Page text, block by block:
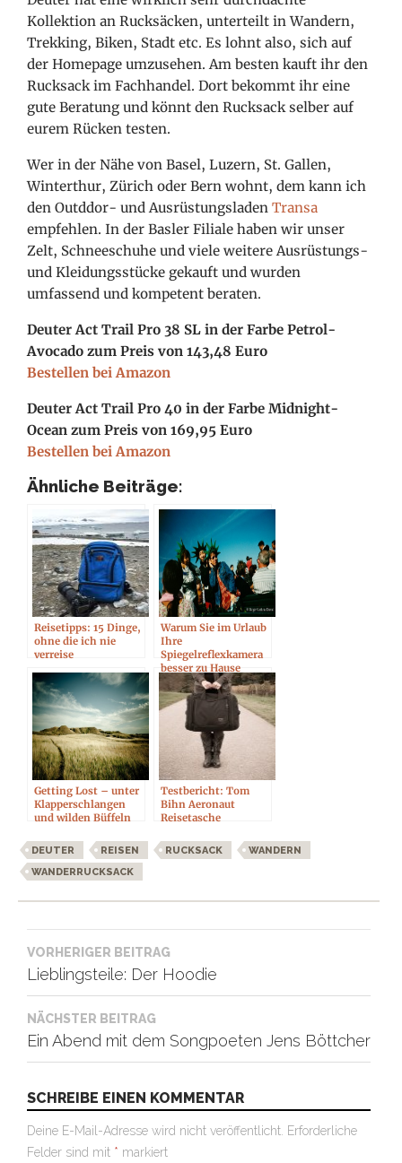
Kollektion an Rucksäcken, unterteilt in Wandern,
Trekking, Biken, Stadt etc. Es lohnt also, sich auf
der Homepage umzusehen. Am besten kauft ihr den
Rucksack im Fachhandel. Dort bekommt ihr eine
gute Beratung und könnt den Rucksack selber auf
eurem Rücken testen.
Wer in der Nähe von Basel, Luzern, St. Gallen,
Winterthur, Zürich oder Bern wohnt, dem kann ich
den Outddor- und AusrüstungsladenTransa
empfehlen. In der Basler Filiale haben wir unser
Zelt, Schneeschuhe und viele weitere Ausrüstungs-
und Kleidungsstücke gekauft und wurden
umfassend und kompetent beraten.
Deuter Act Trail Pro 38 SL in der Farbe Petrol-
Avocado zum Preis von 143,48 Euro
Bestellen bei Amazon
Deuter Act Trail Pro 40 in der Farbe Midnight-
Ocean zum Preis von 169,95 Euro
Bestellen bei Amazon
Ähnliche Beiträge:
Reisetipps: 15 Dinge,
ohne die ich nie
verreise
Warum Sie im Urlaub
Ihre
Spiegelreflexkamera
besser zu Hause
lassen
Getting Lost – unter
Klapperschlangen
und wilden Büffeln
Testbericht: Tom
Bihn Aeronaut
Reisetasche
DEUTER REISEN RUCKSACK
WANDERN
WANDERRUCKSACK
Beitragsnavigation
VORHERIGER BEITRAG
Lieblingsteile: Der Hoodie
NÄCHSTER BEITRAG
Ein Abend mit dem Songpoeten Jens Böttcher
SCHREIBE EINEN KOMMENTAR
Deine E-Mail-Adresse wird nicht veröffentlicht. Erforderliche
Felder sind mit * markiert